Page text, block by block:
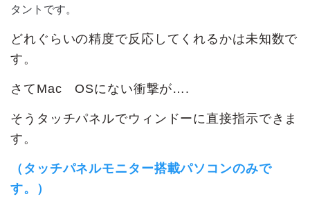
タントです。
どれぐらいの精度で反応してくれるかは未知数で
す。
さてMac OSにない衝撃が….
そうタッチパネルでウィンドーに直接指示できま
す。
（タッチパネルモニター搭載パソコンのみで
す。）